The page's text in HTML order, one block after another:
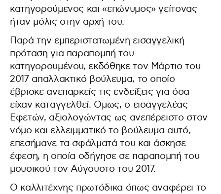
κατηγορούμενος και «επώνυμος» γείτονας
ήταν μόλις στην αρχή του.
Παρά την εμπεριστατωμένη εισαγγελική
πρόταση για παραπομπή του
κατηγορουμένου, εκδόθηκε τον Μάρτιο του
2017 απαλλακτικό βούλευμα, το οποίο
έβρισκε ανεπαρκείς τις ενδείξεις για όσα
είχαν καταγγελθεί. Ομως, ο εισαγγελέας
Εφετών, αξιολογώντας ως ανεπέρειστο στον
νόμο και ελλειμματικό το βούλευμα αυτό,
επεσήμανε τα σφάλματά του και άσκησε
έφεση, η οποία οδήγησε σε παραπομπή του
μουσικού τον Αύγουστο του 2017.
Ο καλλιτέχνης πρωτόδικα όπως αναφέρει το